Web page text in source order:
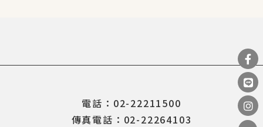
電話：02-22211500
傳真電話：02-22264103